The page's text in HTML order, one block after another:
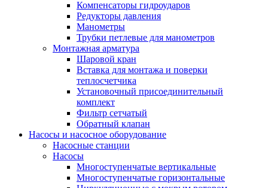
Компенсаторы гидроударов
Редукторы давления
Манометры
Трубки петлевые для манометров
Монтажная арматура
Шаровой кран
Вставка для монтажа и поверки
теплосчетчика
Установочный присоединительный
комплект
Фильтр сетчатый
Обратный клапан
Насосы и насосное оборудование
Насосные станции
Насосы
Многоступенчатые вертикальные
Многоступенчатые горизонтальные